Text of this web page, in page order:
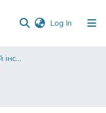
Log In (current)
Навчально-науковий інститут культури та мистецтв